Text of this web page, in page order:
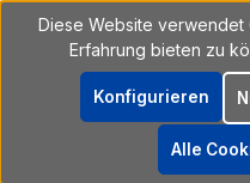
Diese Website verwendet
Erfahrung bieten zu
Konfigurieren
Alle